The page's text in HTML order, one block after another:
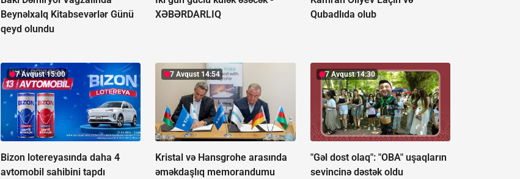
Beynəlxalq Kitabsevərlər Günü
qeyd olundu
XƏBƏRDARLIQ
Qubadlıda olub
7 Avqust 15:00
Bizon lotereyasında daha 4
avtomobil sahibini tapdı
7 Avqust 14:54
Kristal və Hansgrohe arasında
əməkdaşlıq memorandumu
7 Avqust 14:30
"Gəl dost olaq": "OBA" uşaqların
sevincinə dəstək oldu